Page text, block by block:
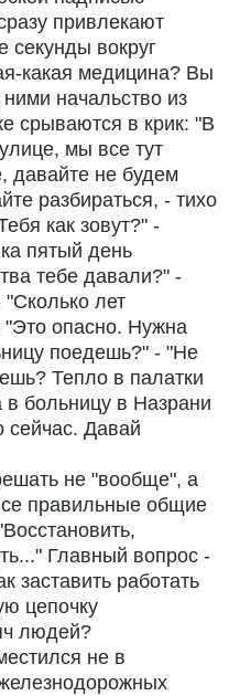
привлекают
секунды вокруг
какая медицина? Вы
начальство из
срываются в крик: "В
мы все тут
давайте не будем
разбираться, - тихо
как зовут?" -
пятый день
тебе давали?" -
лет
"Это опасно. Нужна
поедешь?" - "Не
Тепло в палатки
больницу в Назрани
сейчас. Давай
не "вообще", а
правильные общие
Главный вопрос -
заставить работать
цепочку
людей?
не в